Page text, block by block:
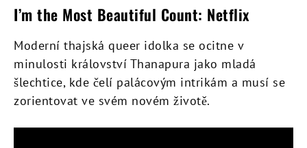
I’m the Most Beautiful Count: Netflix
Moderní thajská queer idolka se ocitne v
minulosti království Thanapura jako mladá
šlechtice, kde čelí palácovým intrikám a musí se
zorientovat ve svém novém životě.